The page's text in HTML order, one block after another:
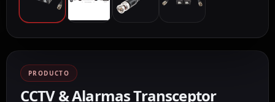
PRODUCTO
CCTV & Alarmas Transceptor